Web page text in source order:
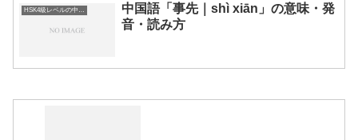
中国語「事先｜shì xiān」の意味・発
音・読み方